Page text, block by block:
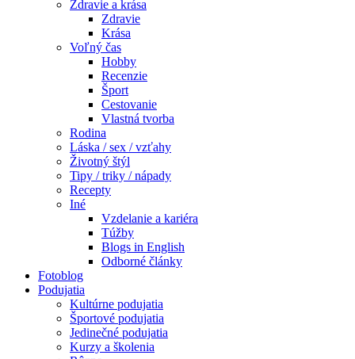
Zdravie a krása
Zdravie
Krása
Voľný čas
Hobby
Recenzie
Šport
Cestovanie
Vlastná tvorba
Rodina
Láska / sex / vzťahy
Životný štýl
Tipy / triky / nápady
Recepty
Iné
Vzdelanie a kariéra
Túžby
Blogs in English
Odborné články
Fotoblog
Podujatia
Kultúrne podujatia
Športové podujatia
Jedinečné podujatia
Kurzy a školenia